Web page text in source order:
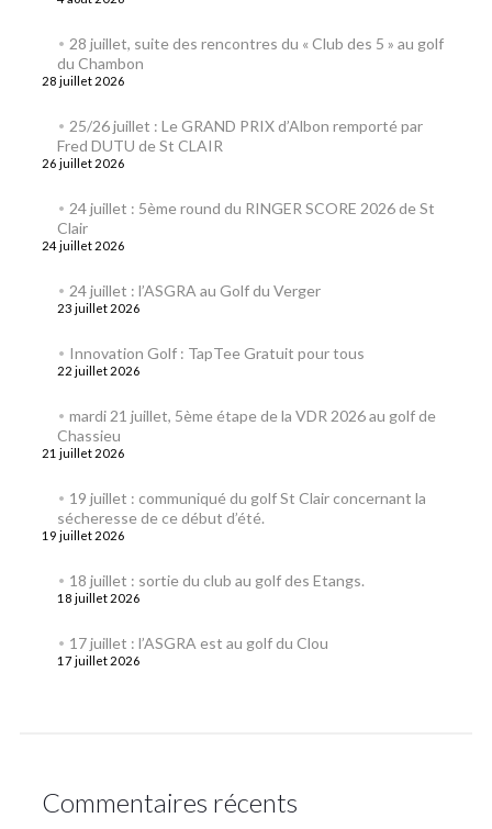
28 juillet, suite des rencontres du « Club des 5 » au golf
du Chambon
28 juillet 2026
25/26 juillet : Le GRAND PRIX d’Albon remporté par
Fred DUTU de St CLAIR
26 juillet 2026
24 juillet : 5ème round du RINGER SCORE 2026 de St
Clair
24 juillet 2026
24 juillet : l’ASGRA au Golf du Verger
23 juillet 2026
Innovation Golf : TapTee Gratuit pour tous
22 juillet 2026
mardi 21 juillet, 5ème étape de la VDR 2026 au golf de
Chassieu
21 juillet 2026
19 juillet : communiqué du golf St Clair concernant la
sécheresse de ce début d’été.
19 juillet 2026
18 juillet : sortie du club au golf des Etangs.
18 juillet 2026
17 juillet : l’ASGRA est au golf du Clou
17 juillet 2026
Commentaires récents